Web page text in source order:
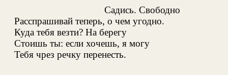
Садись. Свободно
Расспрашивай теперь, о чем угодно.
Куда тебя везти? На берегу
Стоишь ты: если хочешь, я могу
Тебя чрез речку перенесть.